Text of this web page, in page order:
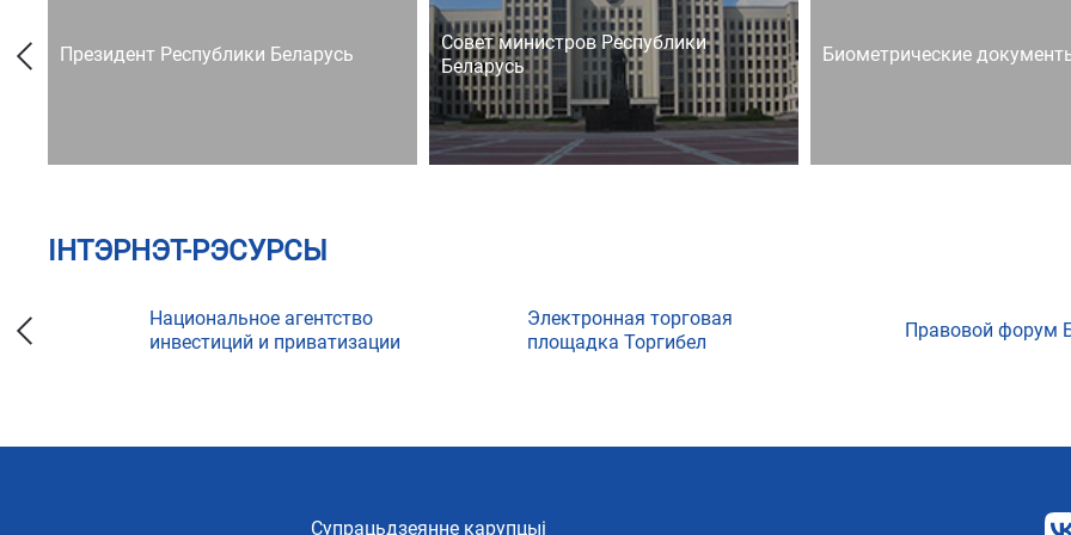
Президент Республики Беларусь
Совет министров Республики
Беларусь
Биометрические
ІНТЭРНЭТ-РЭСУРСЫ
Национальное агентство
инвестиций и приватизации
Электронная торговая
площадка Торгибел
Правовой форум
Супрацьдзеянне карупцыі